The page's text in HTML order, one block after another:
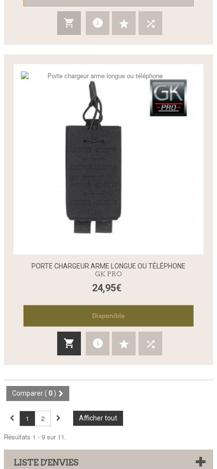
PORTE CHARGEUR ARME LONGUE OU TÉLÉPHONE
GK PRO
24,95€
Disponible
Comparer ( 0 )
Afficher tout
1
2
Résultats 1 - 9 sur 11.
LISTE D'ENVIES